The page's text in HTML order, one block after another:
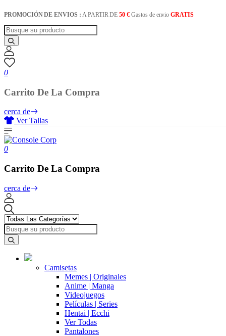
PROMOCIÓN DE ENVIOS : A PARTIR DE50 € Gastos de envioGRATIS
0
Carrito De La Compra
cerca de
Ver Tallas
0
Carrito De La Compra
cerca de
Camisetas
Memes | Originales
Anime | Manga
Videojuegos
Películas | Series
Hentai | Ecchi
Ver Todas
Pantalones